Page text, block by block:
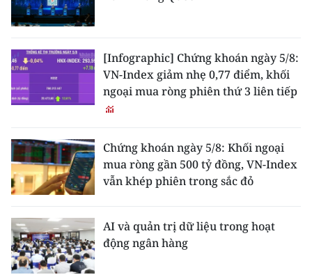
[Infographic] Chứng khoán ngày 5/8:
VN-Index giảm nhẹ 0,77 điểm, khối
ngoại mua ròng phiên thứ 3 liên tiếp
Chứng khoán ngày 5/8: Khối ngoại
mua ròng gần 500 tỷ đồng, VN-Index
vẫn khép phiên trong sắc đỏ
AI và quản trị dữ liệu trong hoạt
động ngân hàng